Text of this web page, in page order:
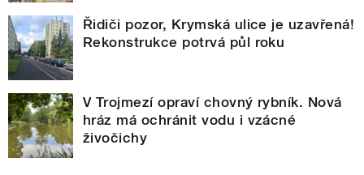
Řidiči pozor, Krymská ulice je uzavřená!
Rekonstrukce potrvá půl roku
V Trojmezí opraví chovný rybník. Nová
hráz má ochránit vodu i vzácné
živočichy